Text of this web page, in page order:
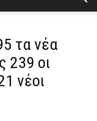
τα νέα
239 οι
νέοι